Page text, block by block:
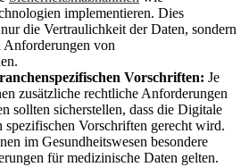
implementieren. Dies
die Vertraulichkeit der Daten, sondern
Anforderungen von
Vorschriften: Je
zusätzliche rechtliche Anforderungen
sollten sicherstellen, dass die Digitale
spezifischen Vorschriften gerecht wird.
im Gesundheitswesen besondere
für medizinische Daten gelten.